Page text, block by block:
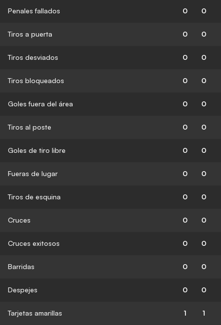
Penales fallados 0 0
Tiros a puerta 0 0
Tiros desviados 0 0
Tiros bloqueados 0 0
Goles fuera del área 0 0
Tiros al poste 0 0
Goles de tiro libre 0 0
Fueras de lugar 0 0
Tiros de esquina 0 0
Cruces 0 0
Cruces exitosos 0 0
Barridas 0 0
Despejes 0 0
Tarjetas amarillas 1 1